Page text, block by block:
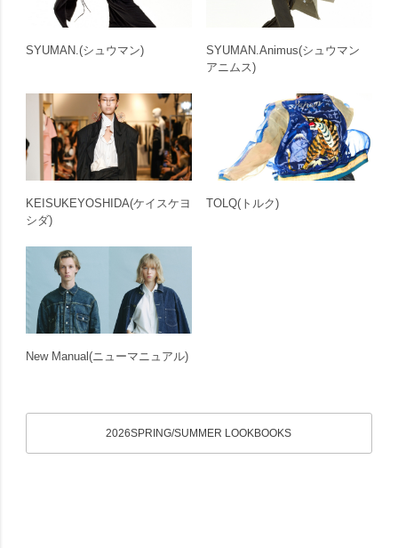
SYUMAN.(シュウマン) SYUMAN.Animus(シュウマン
アニムス)
KEISUKEYOSHIDA(ケイスケヨ
シダ)
TOLQ(トルク)
New Manual(ニューマニュアル)
2026SPRING/SUMMER LOOKBOOKS